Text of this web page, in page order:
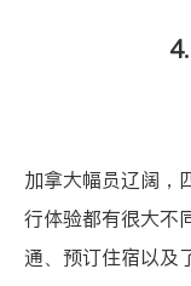
加拿大幅员辽阔，
行体验都有很大不
通、预订住宿以及